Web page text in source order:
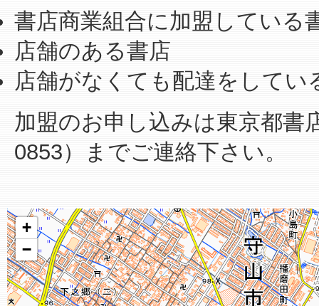
書店商業組合に加盟している
店舗のある書店
店舗がなくても配達をしてい
加盟のお申し込みは東京都書
0853）までご連絡下さい。
+
−